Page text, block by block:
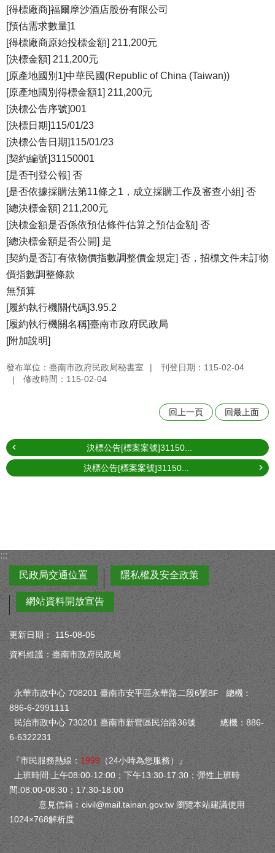
[得標廠商]福爾摩沙酒店股份有限公司
[預估需求數量]1
[得標廠商原始投標金額] 211,200元
[決標金額] 211,200元
[原產地國別1]中華民國(Republic of China (Taiwan))
[原產地國別得標金額1] 211,200元
[決標公告序號]001
[決標日期]115/01/23
[決標公告日期]115/01/23
[契約編號]31150001
[是否刊登公報] 否
[是否依據採購法第11條之1，成立採購工作及審查小組] 否
[總決標金額] 211,200元
[決標金額是否係依預估條件估算之預估金額] 否
[總決標金額是否公開] 是
[契約是否訂有依物價指數調整價金規定] 否，招標文件未訂物
價指數調整條款
無預算
[履約執行機關代碼]3.95.2
[履約執行機關名稱]臺南市政府民政局
[附加說明]
發布單位：臺南市政府民政局秘書室
刊登日期：115-02-04
修改時間：115-02-04
回上一頁 回最上面
決標公告[標案案號]31150...
決標公告[標案案號]31150...
:::
民政局交通位置
隱私權及安全政策
網站資料開放宣告
更新日期：
115-08-05
資料維護：臺南市政府民政局
永華市政中心 708201 臺南市安平區永華路二段6號8F 總機︰
886-6-2991111
民治市政中心 730201 臺南市新營區民治路36號 總機：886-
6-6322231
『市民服務熱線： 1999 （24小時為您服務）』
上班時間:上午08:00-12:00；下午13:30-17:30；彈性上班時
間:08:00-08:30；17:30-18:00
意見信箱︰ civil@mail.tainan.gov.tw 瀏覽本站建議使用
1024×768解析度